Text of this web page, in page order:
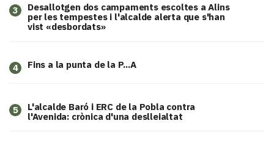
3
​Desallotgen dos campaments escoltes a Alins
per les tempestes i l'alcalde alerta que s'han
vist «desbordats»
4 Fins a la punta de la P...A
5
L'alcalde Baró i ERC de la Pobla contra
l'Avenida: crònica d'una deslleialtat